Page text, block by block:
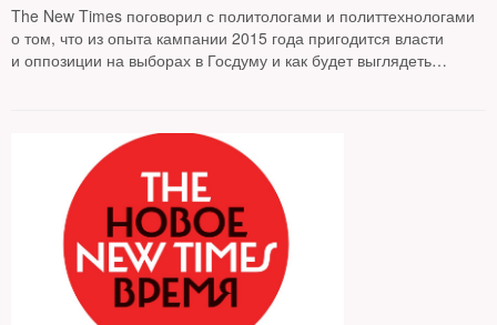
The New Times поговорил с политологами и политтехнологами
о том, что из опыта кампании 2015 года пригодится власти
и оппозиции на выборах в Госдуму и как будет выглядеть